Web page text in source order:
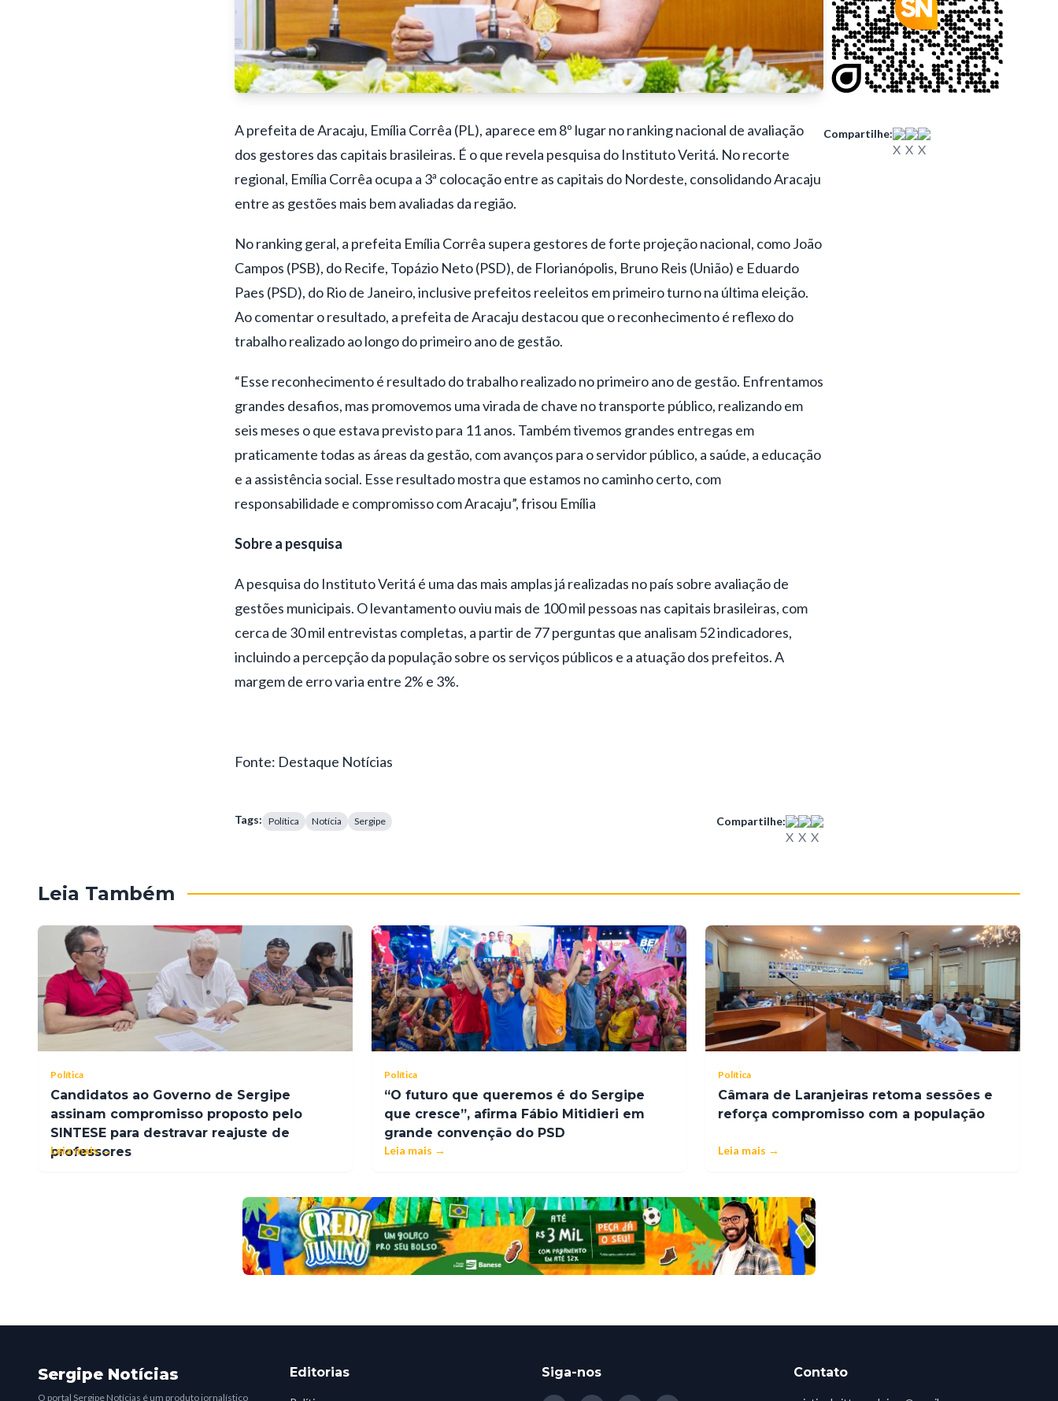
A prefeita de Aracaju, Emília Corrêa (PL), aparece em 8º lugar no ranking nacional de avaliação
dos gestores das capitais brasileiras. É o que revela pesquisa do InstitutoVeritá. No recorte
regional, Emília Corrêa ocupa a 3ª colocação entre as capitais do Nordeste, consolidando Aracaju
entre as gestões mais bem avaliadas da região.
No ranking geral, a prefeita Emília Corrêa supera gestores de forte projeção nacional, como João
Campos (PSB), do Recife, Topázio Neto (PSD), de Florianópolis, Bruno Reis (União) e Eduardo
Paes (PSD), do Rio de Janeiro, inclusive prefeitos reeleitos em primeiro turno na última eleição.
Ao comentar o resultado, a prefeita de Aracaju destacou que o reconhecimento é reflexo do
trabalho realizado ao longo do primeiro ano de gestão.
“Esse reconhecimento é resultado do trabalho realizado no primeiro ano de gestão. Enfrentamos
grandes desafios, mas promovemos uma virada de chave no transporte público, realizando em
seis meses o que estava previsto para 11 anos. Também tivemos grandes entregas em
praticamente todas as áreas da gestão, com avanços para o servidor público, a saúde, a educação
e a assistência social. Esse resultado mostra que estamos no caminho certo, com
responsabilidade e compromisso com Aracaju”, frisou Emília
Sobre a pesquisa
A pesquisa do InstitutoVeritá é uma das mais amplas já realizadas no país sobre avaliação de
gestões municipais. O levantamento ouviu mais de 100 mil pessoas nas capitais brasileiras, com
cerca de 30 mil entrevistas completas, a partir de 77 perguntas que analisam 52 indicadores,
incluindo a percepção da população sobre os serviços públicos e a atuação dos prefeitos. A
margem de erro varia entre 2% e 3%.
Fonte: Destaque Notícias
Tags: Política Notícia Sergipe Compartilhe:
Compartilhe:
Leia Também
Política
Candidatos ao Governo de Sergipe
assinam compromisso proposto pelo
SINTESE para destravar reajuste de
professores
Leia mais →
Política
“O futuro que queremos é do Sergipe
que cresce”, afirma Fábio Mitidieri em
grande convenção do PSD
Leia mais →
Política
Câmara de Laranjeiras retoma sessões e
reforça compromisso com a população
Leia mais →
Sergipe Notícias
O portal Sergipe Notícias é um produto jornalístico
Editorias Siga-nos Contato